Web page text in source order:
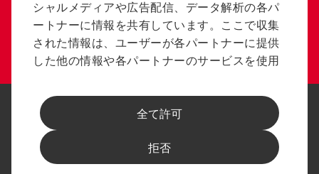
シャルメディアや広告配信、データ解析の各パ
ートナーに情報を共有しています。ここで収集
された情報は、ユーザーが各パートナーに提供
した他の情報や各パートナーのサービスを使用
ートナーによって使用されることがあります。
全て許可
拒否
しょう
キャリア情報をご覧ください
法に基づく表示
プライバシーに関する声明
フィッシングとセキュリティ
Cookieに関する情報
サプライヤー情報
スピークアップ チャンネル